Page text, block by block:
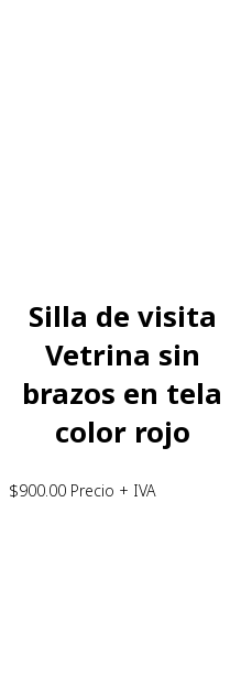
Silla de visita
Vetrina sin
brazos en tela
color rojo
$900.00 Precio + IVA